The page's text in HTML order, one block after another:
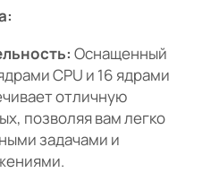
Оснащенный
CPU и 16 ядрами
отличную
позволяя вам легко
задачами и